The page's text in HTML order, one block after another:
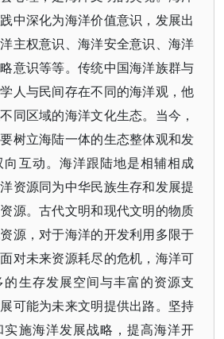
中深化为海洋价值意识，发展出
主权意识、海洋安全意识、海洋
意识等等。传统中国海洋族群与
人与民间存在不同的海洋观，他
同区域的海洋文化生态。当今，
树立海陆一体的生态整体观和发
互动。海洋跟陆地是相辅相成
资源同为中华民族生存和发展提
源。古代文明和现代文明的物质
源，对于海洋的开发利用多限于
对未来资源耗尽的危机，海洋可
生存发展空间与丰富的资源支
可能为未来文明提供出路。坚持
施海洋发展战略，提高海洋开